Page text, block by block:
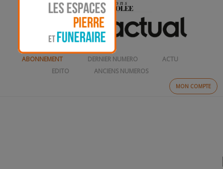
MON COMPTE
ABONNEMENT DERNIER NUMERO
ACTU
EDITO
ANCIENS NUMEROS